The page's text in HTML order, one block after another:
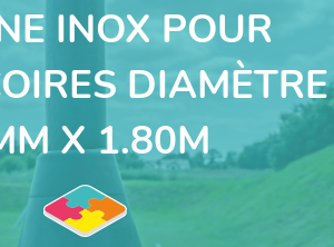
INOX POUR
DIAMÈTRE
X 1.80M